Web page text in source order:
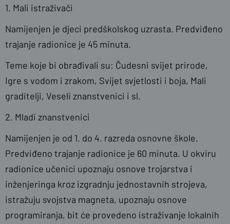
1. Mali istraživači
Namijenjen je djeci predškolskog uzrasta. Predviđeno
trajanje radionice je 45 minuta.
Teme koje bi obrađivali su: Čudesni svijet prirode,
Igre s vodom i zrakom, Svijet svjetlosti i boja, Mali
graditelji, Veseli znanstvenici i sl.
2. Mladi znanstvenici
Namijenjen je od 1. do 4. razreda osnovne škole.
Predviđeno trajanje radionice je 60 minuta. U okviru
radionice učenici upoznaju osnove trojarstva i
inženjeringa kroz izgradnju jednostavnih strojeva,
istražuju svojstva magneta, upoznaju osnove
programiranja, bit će provedeno istraživanje lokalnih